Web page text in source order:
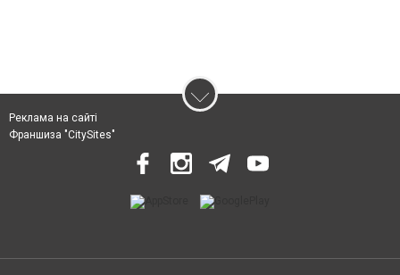
Реклама на сайті
Франшиза "CitySites"